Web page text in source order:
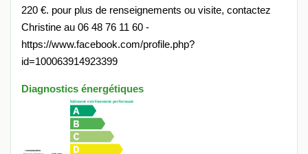
220 €. pour plus de renseignements ou visite, contactez
Christine au 06 48 76 11 60 -
https://www.facebook.com/profile.php?
id=100063914923399
Diagnostics énergétiques